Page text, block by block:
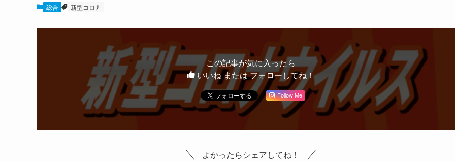
総合 新型コロナ
この記事が気に入ったら
いいね または フォローしてね！
Follow Me
よかったらシェアしてね！